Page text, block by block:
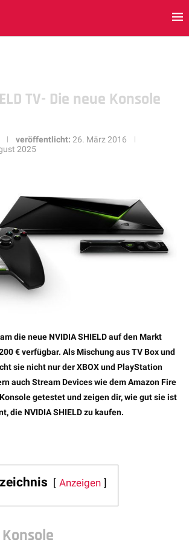
TV- Die neue Konsole
veröffentlicht: 26. März 2016
2025
die neue NVIDIA SHIELD auf den Markt
€ verfügbar. Als Mischung aus TV Box und
sie nicht nur der XBOX und PlayStation
auch Stream Devices wie dem Amazon Fire
getestet und zeigen dir, wie gut sie ist
die NVIDIA SHIELD zu kaufen.
Anzeigen